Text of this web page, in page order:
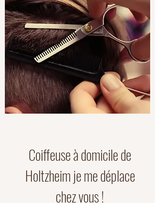
Coiffeuse à domicile de
Holtzheim je me déplace
chez vous !